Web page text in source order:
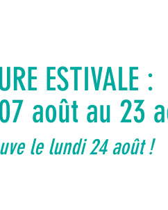
ESTIVALE :
août au 23
le lundi 24 août !